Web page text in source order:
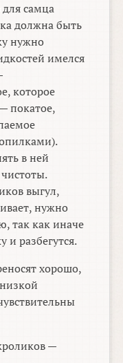
самца
должна быть
нужно
имелся
которое
покатое,
в ней
выгул,
нужно
так как иначе
и разбегутся.
хорошо,
—